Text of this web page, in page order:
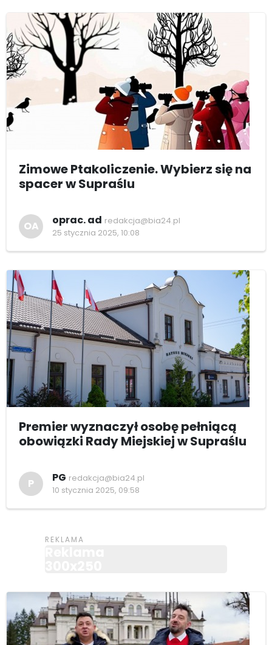
Zimowe Ptakoliczenie. Wybierz się na
spacer w Supraślu
OA oprac. ad redakcja@bia24.pl
25 stycznia 2025, 10:08
Premier wyznaczył osobę pełniącą
obowiązki Rady Miejskiej w Supraślu
P PG redakcja@bia24.pl
10 stycznia 2025, 09:58